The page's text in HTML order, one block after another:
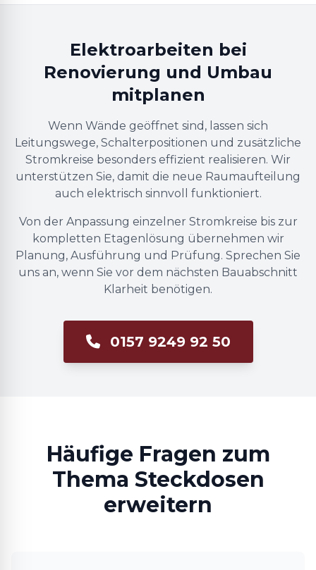
Elektroarbeiten bei
Renovierung und Umbau
mitplanen
Wenn Wände geöffnet sind, lassen sich
Leitungswege, Schalterpositionen und zusätzliche
Stromkreise besonders effizient realisieren. Wir
unterstützen Sie, damit die neue Raumaufteilung
auch elektrisch sinnvoll funktioniert.
Von der Anpassung einzelner Stromkreise bis zur
kompletten Etagenlösung übernehmen wir
Planung, Ausführung und Prüfung. Sprechen Sie
uns an, wenn Sie vor dem nächsten Bauabschnitt
Klarheit benötigen.
0157 9249 92 50
Häufige Fragen zum
Thema Steckdosen
erweitern